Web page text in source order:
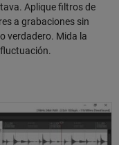
Aplique filtros de
a grabaciones sin
verdadero. Mida la